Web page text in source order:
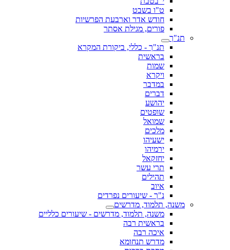
ט"ו בשבט
חודש אדר וארבעת הפרשיות
פורים, מגילת אסתר
תנ"ך
תנ"ך - כללי, ביקורת המקרא
בראשית
שמות
ויקרא
במדבר
דברים
יהושע
שופטים
שמואל
מלכים
ישעיהו
ירמיהו
יחזקאל
תרי עשר
תהילים
איוב
נ"ך - שיעורים נפרדים
משנה, תלמוד, מדרשים
משנה, תלמוד, מדרשים - שיעורים כלליים
בראשית רבה
איכה רבה
מדרש תנחומא